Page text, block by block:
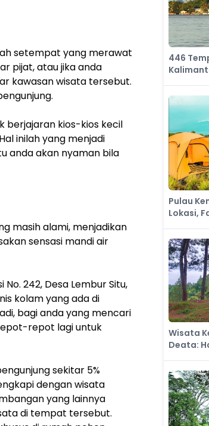
setempat yang merawat
pijat, atau jika anda
kawasan wisata tersebut.
berjajaran kios-kios kecil
inilah yang menjadi
anda akan nyaman bila
masih alami, menjadikan
sensasi mandi air
242, Desa Lembur Situ,
kolam yang ada di
bagi anda yang mencari
repot lagi untuk
sekitar 5%
dengan wisata
yang lainnya
di tempat tersebut.
446
Pulau
Lokasi,
Wisata
Deata: